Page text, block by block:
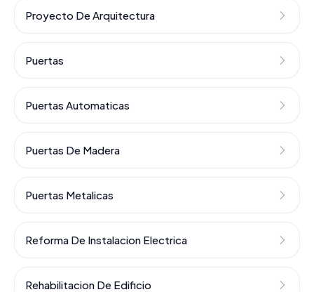
Proyecto De Arquitectura
Puertas
Puertas Automaticas
Puertas De Madera
Puertas Metalicas
Reforma De Instalacion Electrica
Rehabilitacion De Edificio